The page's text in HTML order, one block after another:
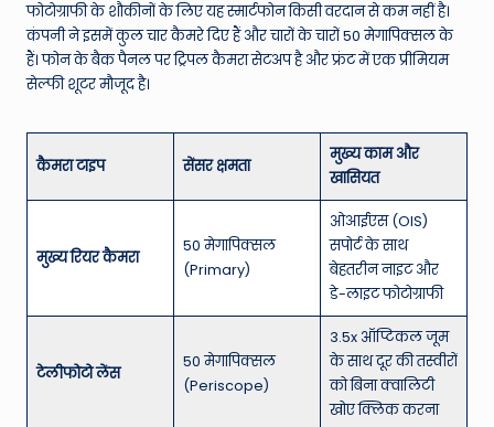
फोटोग्राफी के शौकीनों के लिए यह स्मार्टफोन किसी वरदान से कम नहीं है।
कंपनी ने इसमें कुल चार कैमरे दिए हैं और चारों के चारों 50 मेगापिक्सल के
हैं। फोन के बैक पैनल पर ट्रिपल कैमरा सेटअप है और फ्रंट में एक प्रीमियम
सेल्फी शूटर मौजूद है।
कैमरा टाइप सेंसर क्षमता
मुख्य काम और
खासियत
मुख्य रियर कैमरा
50 मेगापिक्सल
(Primary)
ओआईएस (OIS)
सपोर्ट के साथ
बेहतरीन नाइट और
डे-लाइट फोटोग्राफी
टेलीफोटो लेंस
50 मेगापिक्सल
(Periscope)
3.5x ऑप्टिकल जूम
के साथ दूर की तस्वीरों
को बिना क्वालिटी
खोए क्लिक करना